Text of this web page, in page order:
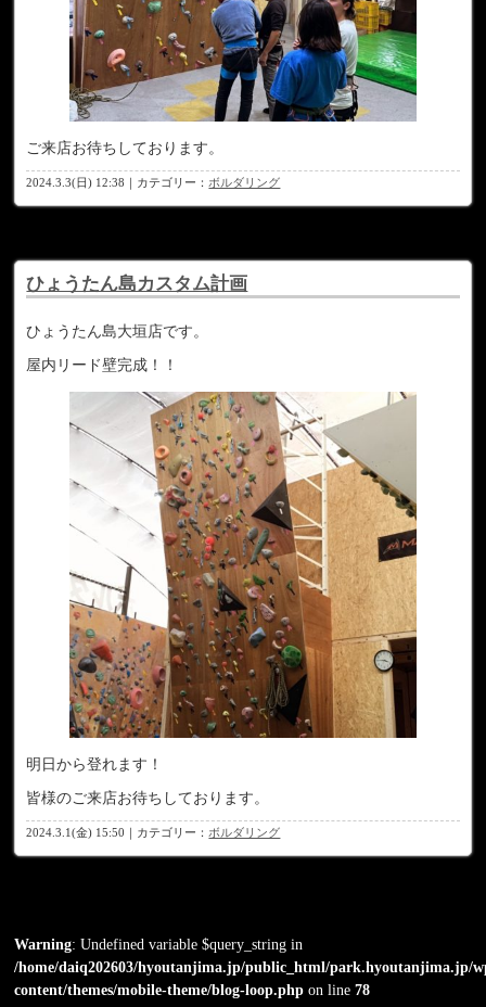
ご来店お待ちしております。
2024.3.3(日) 12:38｜カテゴリー： ボルダリング
ひょうたん島カスタム計画
ひょうたん島大垣店です。
屋内リード壁完成！！
明日から登れます！
皆様のご来店お待ちしております。
2024.3.1(金) 15:50｜カテゴリー： ボルダリング
Warning: Undefined variable $query_string in
/home/daiq202603/hyoutanjima.jp/public_html/park.hyoutanjima.jp/
content/themes/mobile-theme/blog-loop.php on line78